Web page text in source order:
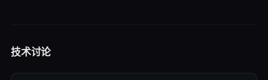
技术讨论